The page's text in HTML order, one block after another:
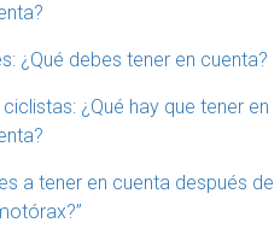
¿Qué debes tener en cuenta?
¿Qué hay que tener en
a tener en cuenta después de